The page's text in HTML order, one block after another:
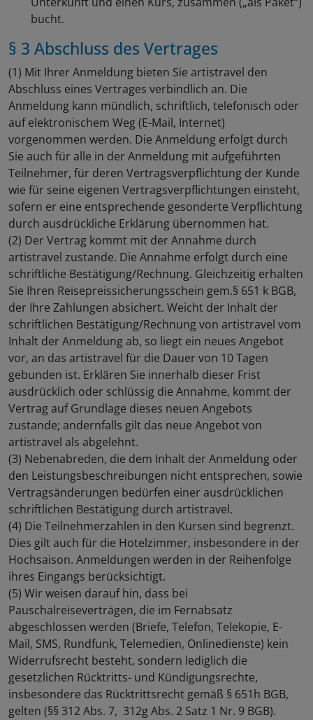
bucht.
§ 3 Abschluss des Vertrages
(1) Mit Ihrer Anmeldung bieten Sie artistravel den
Abschluss eines Vertrages verbindlich an. Die
Anmeldung kann mündlich, schriftlich, telefonisch oder
auf elektronischem Weg (E-Mail, Internet)
vorgenommen werden. Die Anmeldung erfolgt durch
Sie auch für alle in der Anmeldung mit aufgeführten
Teilnehmer, für deren Vertragsverpflichtung der Kunde
wie für seine eigenen Vertragsverpflichtungen einsteht,
sofern er eine entsprechende gesonderte Verpflichtung
durch ausdrückliche Erklärung übernommen hat.
(2) Der Vertrag kommt mit der Annahme durch
artistravel zustande. Die Annahme erfolgt durch eine
schriftliche Bestätigung/Rechnung. Gleichzeitig erhalten
Sie Ihren Reisepreissicherungsschein gem.§ 651 k BGB,
der Ihre Zahlungen absichert. Weicht der Inhalt der
schriftlichen Bestätigung/Rechnung von artistravel vom
Inhalt der Anmeldung ab, so liegt ein neues Angebot
vor, an das artistravel für die Dauer von 10 Tagen
gebunden ist. Erklären Sie innerhalb dieser Frist
ausdrücklich oder schlüssig die Annahme, kommt der
Vertrag auf Grundlage dieses neuen Angebots
zustande; andernfalls gilt das neue Angebot von
artistravel als abgelehnt.
(3) Nebenabreden, die dem Inhalt der Anmeldung oder
den Leistungsbeschreibungen nicht entsprechen, sowie
Vertragsänderungen bedürfen einer ausdrücklichen
schriftlichen Bestätigung durch artistravel.
(4) Die Teilnehmerzahlen in den Kursen sind begrenzt.
Dies gilt auch für die Hotelzimmer, insbesondere in der
Hochsaison. Anmeldungen werden in der Reihenfolge
ihres Eingangs berücksichtigt.
(5) Wir weisen darauf hin, dass bei
Pauschalreiseverträgen, die im Fernabsatz
abgeschlossen werden (Briefe, Telefon, Telekopie, E-
Mail, SMS, Rundfunk, Telemedien, Onlinedienste) kein
Widerrufsrecht besteht, sondern lediglich die
gesetzlichen Rücktritts- und Kündigungsrechte,
insbesondere das Rücktrittsrecht gemäß § 651h BGB,
gelten (§§ 312 Abs. 7, 312g Abs. 2 Satz 1 Nr. 9 BGB).